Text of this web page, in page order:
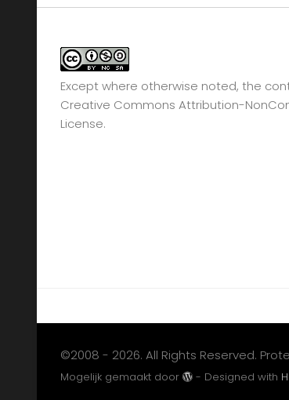
Except where otherwise noted, the
Creative Commons Attribution-
License.
©2008 - 2026. All Rights Reserved.
Mogelijk gemaakt door - Designed with